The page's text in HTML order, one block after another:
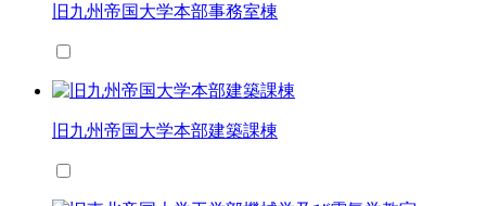
旧九州帝国大学本部事務室棟
旧九州帝国大学本部建築課棟